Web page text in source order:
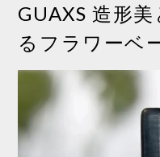
GUAXS 造形
るフラワーベ